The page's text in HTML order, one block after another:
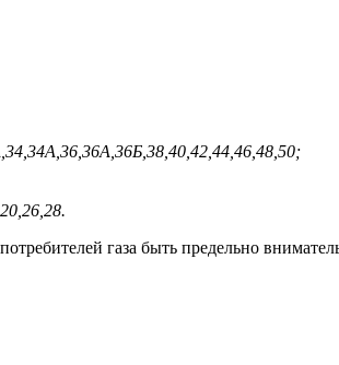
48,50;
газа быть предельно